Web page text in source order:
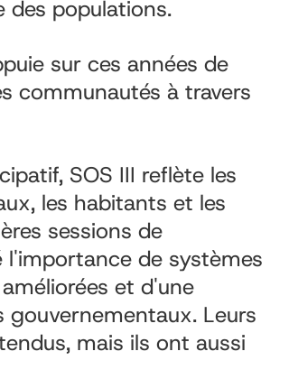
des populations.
sur ces années de
communautés à travers
SOS III reflète les
les habitants et les
sessions de
de systèmes
et d'une
Leurs
mais ils ont aussi